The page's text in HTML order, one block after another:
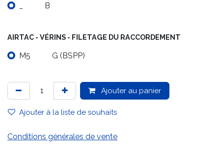
B
AIRTAC - VÉRINS - FILETAGE DU RACCORDEMENT
M5 G (BSPP)
Ajouter au panier
Ajouter à la liste de souhaits
Conditions générales de vente